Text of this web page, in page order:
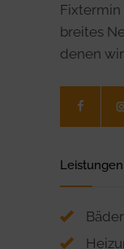
Fixtermin
breites
denen
Leistungen
Bäder